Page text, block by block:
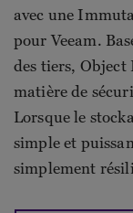
avec une
pour Veeam.
des tiers, Object
matière de
Lorsque le
simple et
simplement